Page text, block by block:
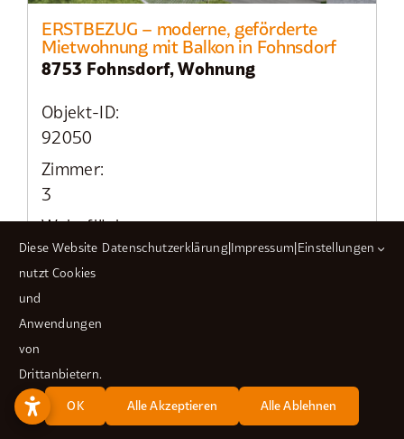
ERSTBEZUG – moderne, geförderte
Mietwohnung mit Balkon in Fohnsdorf
8753 Fohnsdorf, Wohnung
Objekt-ID:
92050
Zimmer:
3
Wohnfläche ca.:
74 m²
Nutzfläche ca.:
957,00 EUR
Details merken
Diese Website
nutzt Cookies
und
Anwendungen
von
Drittanbietern.
Datenschutzerklärung Impressum Einstellungen
OK Alle Akzeptieren Alle Ablehnen